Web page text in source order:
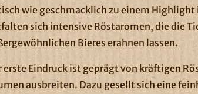
wie geschmacklich zu einem Highlight
sich intensive Röstaromen, die die
Bieres erahnen lassen.
erste Eindruck ist geprägt von kräftigen
ausbreiten. Dazu gesellt sich eine